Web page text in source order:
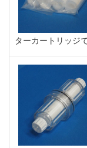
ターカートリッジ